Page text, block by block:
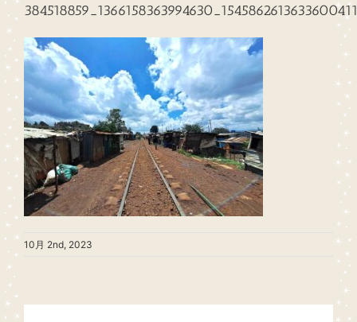
10月 2nd, 2023